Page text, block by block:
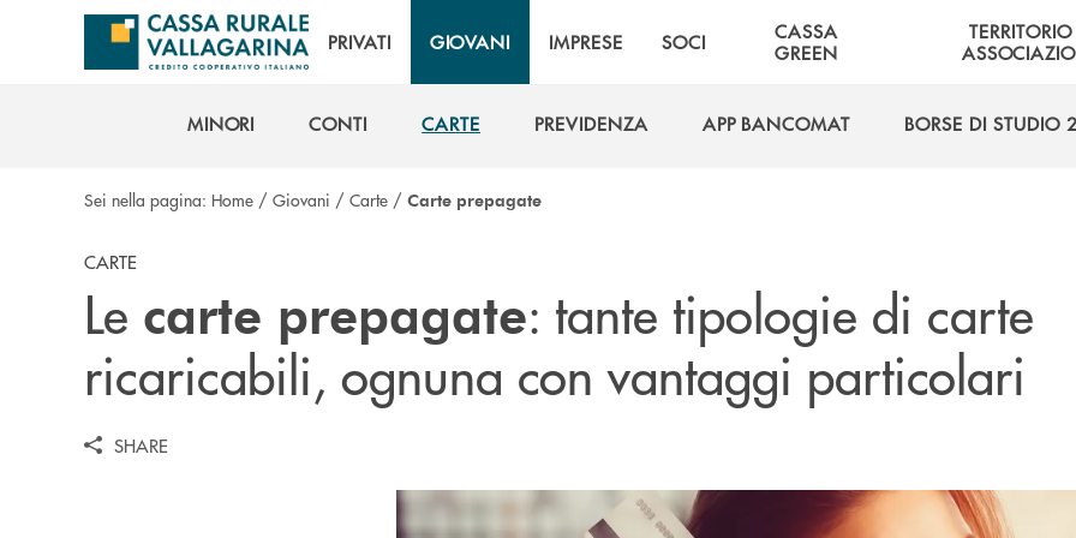
Salta al contenuto principale
PRIVATI GIOVANI IMPRESE SOCI
CASSA
GREEN
MINORI
CONTI
CARTE
PREVIDENZA
APP BANCOMAT
BORSE DI STUDIO
Sei nella pagina: Home / Giovani / Carte / Carte prepagate
CARTE
Le carte prepagate: tante tipologie di carte
ricaricabili, ognuna con vantaggi particolari
SHARE